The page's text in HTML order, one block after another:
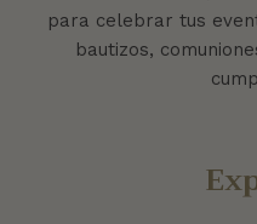
para celebrar tus
bautizos,